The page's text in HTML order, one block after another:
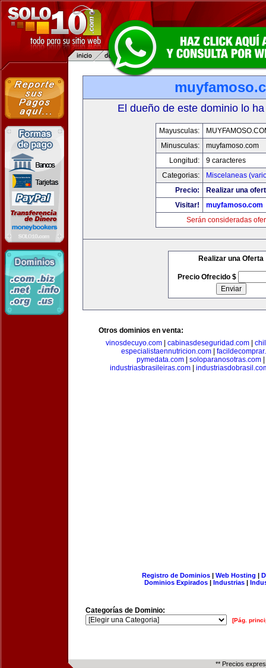
El dueño de este dominio lo
Mayusculas:
Minusculas:
muyfamoso.com
Longitud:
9 caracteres
Categorias:
Miscelaneas
Precio:
Realizar una
Visitar!
muyfamoso.com
Serán consideradas
Realizar una Oferta
Precio Ofrecido $
Otros dominios en venta:
vinosdecuyo.com| cabinasdeseguridad.com|
especialistaennutricion.com|
pymedata.com
soloparanosotras.com
industriasbrasileiras.com|
Registro de Dominios| Web Hosting |
Dominios Expirados | Industrias |
Categorías de Dominio:
[Pág.
** Precios